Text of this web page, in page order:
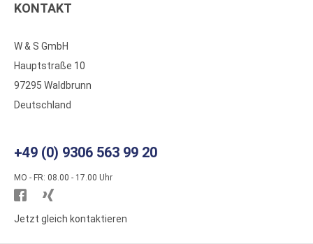
KONTAKT
W & S GmbH
Hauptstraße 10
97295 Waldbrunn
Deutschland
+49 (0) 9306 563 99 20
MO - FR: 08.00 - 17.00 Uhr
Besuchen
Sie
Sie
Jetzt gleich kontaktieren